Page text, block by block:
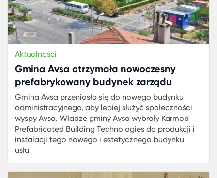
Aktualności
Gmina Avsa otrzymała nowoczesny
prefabrykowany budynek zarządu
Gmina Avsa przeniosła się do nowego budynku
administracyjnego, aby lepiej służyć społeczności
wyspy Avsa. Władze gminy Avsa wybrały Karmod
Prefabricated Building Technologies do produkcji i
instalacji tego nowego i estetycznego budynku
usłu